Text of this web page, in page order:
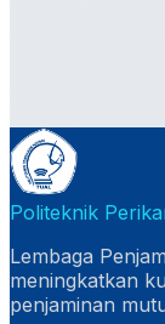
Politeknik
Lembaga
meningkatkan
penjaminan